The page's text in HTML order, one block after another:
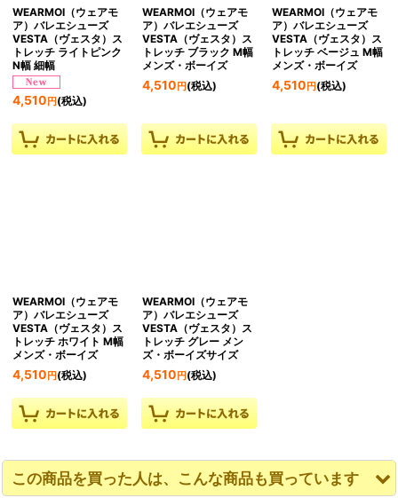
WEARMOI（ウェアモ
ア）バレエシューズ
VESTA（ヴェスタ）ス
トレッチ ライトピンク
N幅 細幅
4,510 円 (税込)
WEARMOI（ウェアモ
ア）バレエシューズ
VESTA（ヴェスタ）ス
トレッチ ブラック M幅
メンズ・ボーイズ
4,510 円(税込)
WEARMOI（ウェアモ
ア）バレエシューズ
VESTA（ヴェスタ）ス
トレッチ ベージュ M幅
メンズ・ボーイズ
4,510 円(税込)
WEARMOI（ウェアモ
ア）バレエシューズ
VESTA（ヴェスタ）ス
トレッチ ホワイト M幅
メンズ・ボーイズ
4,510 円 (税込)
WEARMOI（ウェアモ
ア）バレエシューズ
VESTA（ヴェスタ）ス
トレッチ グレー メン
ズ・ボーイズサイズ
4,510 円(税込)
この商品を買った人は、こんな商品も買っています